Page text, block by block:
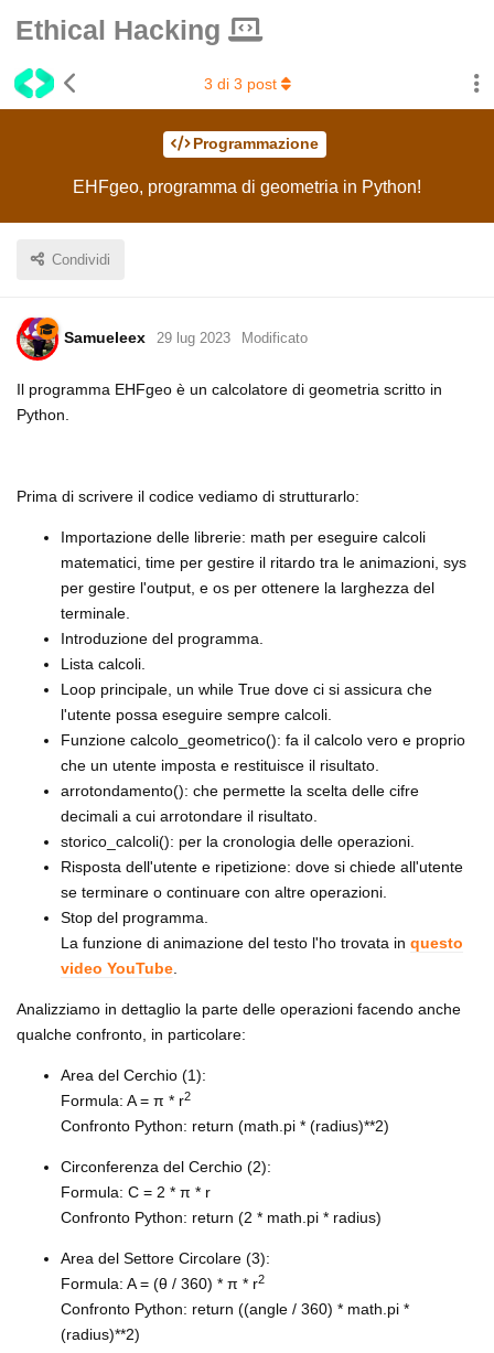
Ethical Hacking
Programmazione
EHFgeo, programma di geometria in Python!
Condividi
3 di 3 post
Samueleex 29 lug 2023 Modificato
Il programma EHFgeo è un calcolatore di geometria scritto in
Python.
Prima di scrivere il codice vediamo di strutturarlo:
Importazione delle librerie: math per eseguire calcoli
matematici, time per gestire il ritardo tra le animazioni, sys
per gestire l'output, e os per ottenere la larghezza del
terminale.
Introduzione del programma.
Lista calcoli.
Loop principale, un while True dove ci si assicura che
l'utente possa eseguire sempre calcoli.
Funzione calcolo_geometrico(): fa il calcolo vero e proprio
che un utente imposta e restituisce il risultato.
arrotondamento(): che permette la scelta delle cifre
decimali a cui arrotondare il risultato.
storico_calcoli(): per la cronologia delle operazioni.
Risposta dell'utente e ripetizione: dove si chiede all'utente
se terminare o continuare con altre operazioni.
Stop del programma.
La funzione di animazione del testo l'ho trovata in questo
video YouTube
Analizziamo in dettaglio la parte delle operazioni facendo anche
qualche confronto, in particolare:
Area del Cerchio (1):
Formula: A = π * r2
Confronto Python: return (math.pi * (radius)**2)
Circonferenza del Cerchio (2):
Formula: C = 2 * π * r
Confronto Python: return (2 * math.pi * radius)
Area del Settore Circolare (3):
Formula: A = (θ / 360) * π * r2
Confronto Python: return ((angle / 360) * math.pi *
(radius)**2)